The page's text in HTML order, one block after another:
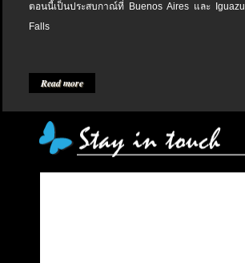
ตอนนี้เป็นประสบกาณ์ที่ Buenos Aires และ Iguazu
Falls
Read more